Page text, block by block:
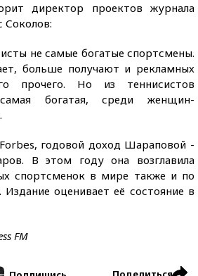
директор проектов журнала
Соколов:
не самые богатые спортсмены.
больше получают и рекламных
прочего. Но из теннисистов
богатая, среди женщин-
годовой доход Шараповой -
В этом году она возглавила
спортсменок в мире также и по
Издание оценивает её состояние в
FM